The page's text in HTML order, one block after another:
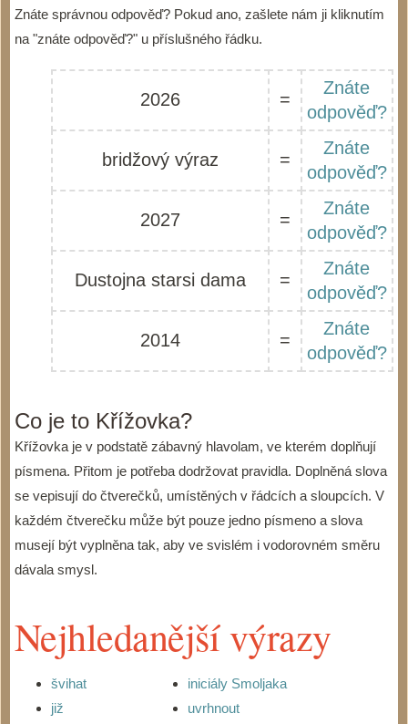
Znáte správnou odpověď? Pokud ano, zašlete nám ji kliknutím
na "znáte odpověď?" u příslušného řádku.
2026 =
Znáte
odpověď?
bridžový výraz =
Znáte
odpověď?
2027 =
Znáte
odpověď?
Dustojna starsi dama =
Znáte
odpověď?
2014 =
Znáte
odpověď?
Co je to Křížovka?
Křížovka je v podstatě zábavný hlavolam, ve kterém doplňují
písmena. Přitom je potřeba dodržovat pravidla. Doplněná slova
se vepisují do čtverečků, umístěných v řádcích a sloupcích. V
každém čtverečku může být pouze jedno písmeno a slova
musejí být vyplněna tak, aby ve svislém i vodorovném směru
dávala smysl.
Nejhledanější výrazy
švihat
iniciály Smoljaka
již
uvrhnout